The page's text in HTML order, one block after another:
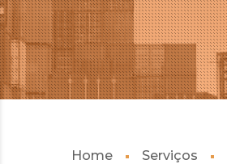
Home
Serviços